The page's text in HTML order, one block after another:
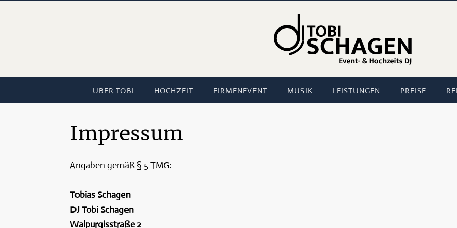
ÜBER TOBI HOCHZEIT FIRMENEVENT MUSIK LEISTUNGEN PREISE
Impressum
Angaben gemäß § 5 TMG:
Tobias Schagen
DJ Tobi Schagen
Walpurgisstraße 2